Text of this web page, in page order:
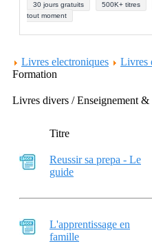
30 jours gratuits 500K+ titres
tout moment
Livres electroniques Livres
Formation
Livres divers / Enseignement &
Titre
Reussir sa prepa - Le
guide
L'apprentissage en
famille